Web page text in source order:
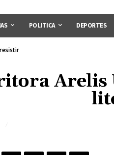
POLITICA DEPORTES
Arelis